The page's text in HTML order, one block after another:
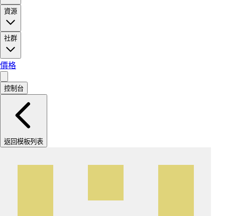
資源
社群
價格
控制台
返回模板列表